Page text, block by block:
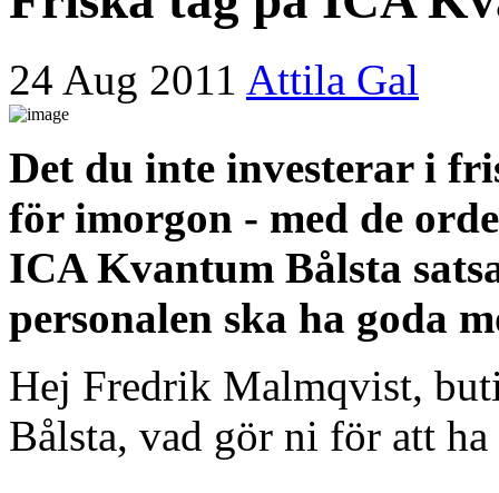
24 Aug 2011 Attila Gal
Det du inte investerar i
för imorgon - med de
ICA Kvantum Bålsta
personalen ska ha goda
Hej Fredrik Malmqvist,
Bålsta, vad gör ni för att